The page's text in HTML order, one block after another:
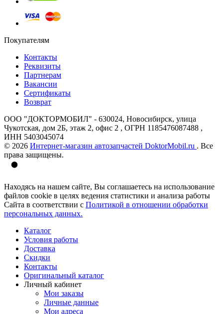
Покупателям
Контакты
Реквизиты
Партнерам
Вакансии
Сертификаты
Возврат
ООО "ДОКТОРМОБИЛ" - 630024, Новосибирск, улица
Чукотская, дом 2Б, этаж 2, офис 2 , ОГРН 1185476087488 ,
ИНН 5403045074
© 2026 Интернет-магазин автозапчастей DoktorMobil.ru . Все
права защищены.
Находясь на нашем сайте, Вы соглашаетесь на использование
файлов cookie в целях ведения статистики и анализа работы
Сайта в соответствии с Политикой в отношении обработки
персональных данных.
Каталог
Условия работы
Доставка
Скидки
Контакты
Оригинальный каталог
Личный кабинет
Мои заказы
Личные данные
Мои адреса